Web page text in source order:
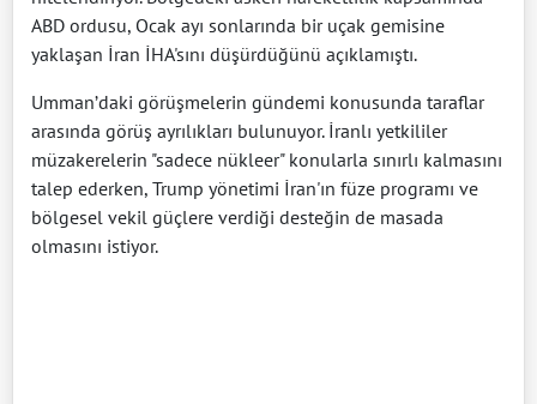
ABD ordusu, Ocak ayı sonlarında bir uçak gemisine
yaklaşan İran İHA'sını düşürdüğünü açıklamıştı.
Umman’daki görüşmelerin gündemi konusunda taraflar
arasında görüş ayrılıkları bulunuyor. İranlı yetkililer
müzakerelerin "sadece nükleer" konularla sınırlı kalmasını
talep ederken, Trump yönetimi İran'ın füze programı ve
bölgesel vekil güçlere verdiği desteğin de masada
olmasını istiyor.